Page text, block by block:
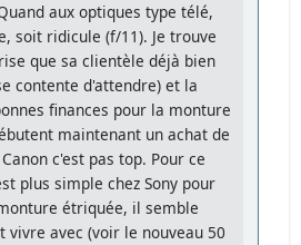
aux optiques type télé,
soit ridicule (f/11). Je trouve
que sa clientèle déjà bien
contente d'attendre) et la
finances pour la monture
maintenant un achat de
c'est pas top. Pour ce
plus simple chez Sony pour
étriquée, il semble
vivre avec (voir le nouveau 50